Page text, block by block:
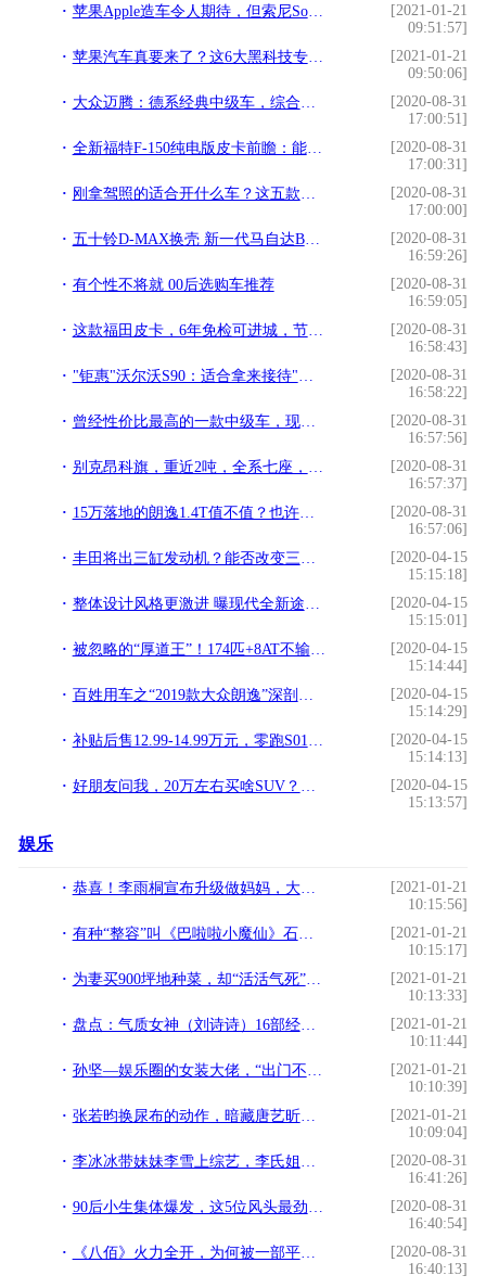
苹果Apple造车令人期待，但索尼Sony造车已上路测试
[2021-01-21
09:51:57]
苹果汽车真要来了？这6大黑科技专利，马斯克怕了吗？
[2021-01-21
09:50:06]
大众迈腾：德系经典中级车，综合素质高，为何卖不过帕萨特？
[2020-08-31
17:00:51]
全新福特F-150纯电版皮卡前瞻：能否胜任重体力工作？
[2020-08-31
17:00:31]
刚拿驾照的适合开什么车？这五款合资家轿，皮实还不贵，可供参考
[2020-08-31
17:00:00]
五十铃D-MAX换壳 新一代马自达BT-50皮卡发布
[2020-08-31
16:59:26]
有个性不将就 00后选购车推荐
[2020-08-31
16:59:05]
这款福田皮卡，6年免检可进城，节假日高速免费，无强制报废
[2020-08-31
16:58:43]
"钜惠"沃尔沃S90：适合拿来接待"不懂车"领导的行政级座驾
[2020-08-31
16:58:22]
曾经性价比最高的一款中级车，现代名图还值得购买吗？
[2020-08-31
16:57:56]
别克昂科旗，重近2吨，全系七座，为何卖不动？
[2020-08-31
16:57:37]
15万落地的朗逸1.4T值不值？也许他是帕萨特之外最好的选择
[2020-08-31
16:57:06]
丰田将出三缸发动机？能否改变三缸机的尴尬
[2020-04-15
15:15:18]
整体设计风格更激进 曝现代全新途胜假想图 PK大众途岳等车型
[2020-04-15
15:15:01]
被忽略的“厚道王”！174匹+8AT不输思域，独悬6气囊，13.68万
[2020-04-15
15:14:44]
百姓用车之“2019款大众朗逸”深剖，究竟哪款适合你购买
[2020-04-15
15:14:29]
补贴后售12.99-14.99万元，零跑S01 460版正式上市
[2020-04-15
15:14:13]
好朋友问我，20万左右买啥SUV？我推荐这3款
[2020-04-15
15:13:57]
娱乐
恭喜！李雨桐宣布升级做妈妈，大方晒出宝宝照片，摆脱过去阴霾
[2021-01-21
10:15:56]
有种“整容”叫《巴啦啦小魔仙》石小龙，当初嫌他胖，今帅到心动
[2021-01-21
10:15:17]
为妻买900坪地种菜，却“活活气死”父亲，张世究竟是什么样人
[2021-01-21
10:13:33]
盘点：气质女神（刘诗诗）16部经典电视剧，看过6部是真爱粉
[2021-01-21
10:11:44]
孙坚—娱乐圈的女装大佬，“出门不戴假睫毛都觉得妆过于素了！”
[2021-01-21
10:10:39]
张若昀换尿布的动作，暗藏唐艺昕的家庭地位，网友：好男人没错了
[2021-01-21
10:09:04]
李冰冰带妹妹李雪上综艺，李氏姐妹花气质不同，姐姐甜美妹妹御姐
[2020-08-31
16:41:26]
90后小生集体爆发，这5位风头最劲，你最看好哪一位？
[2020-08-31
16:40:54]
《八佰》火力全开，为何被一部平平无奇的爱情片打了阻击？
[2020-08-31
16:40:13]